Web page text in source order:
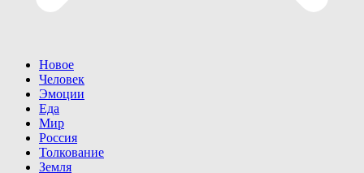
Новое
Человек
Эмоции
Еда
Мир
Россия
Толкование
Земля